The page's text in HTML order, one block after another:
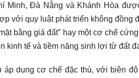
Minh, Đà Nẵng và Khánh Hòa
với quy luật phát triển không đồng
bằng giá đất” hay một cơ chế
kinh tế và tiềm năng sinh lợi từ đất
áp dụng cơ chế đặc thù, với biên